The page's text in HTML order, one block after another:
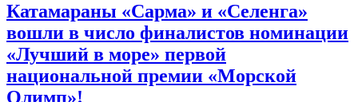
Катамараны «Сарма» и «Селенга»
вошли в число финалистов номинации
«Лучший в море» первой
национальной премии «Морской
Олимп»!